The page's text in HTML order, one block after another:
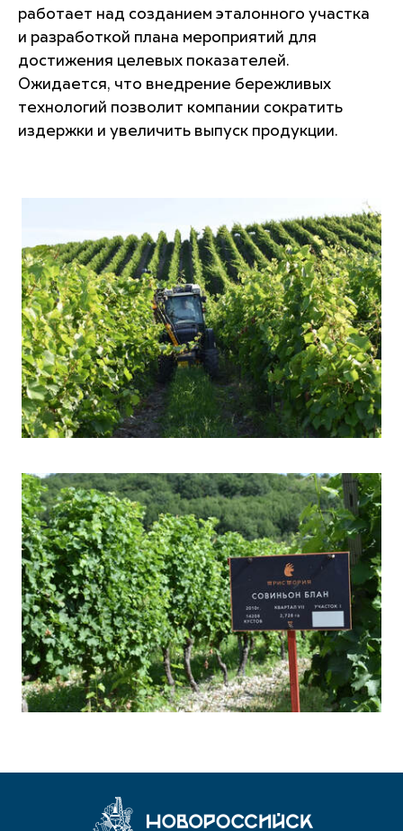
работает над созданием эталонного участка
и разработкой плана мероприятий для
достижения целевых показателей.
Ожидается, что внедрение бережливых
технологий позволит компании сократить
издержки и увеличить выпуск продукции.